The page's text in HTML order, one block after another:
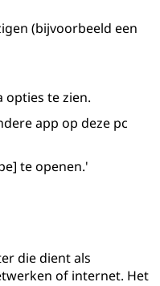
(bijvoorbeeld een
opties te zien.
app op deze pc
te openen.'
die dient als
of internet. Het